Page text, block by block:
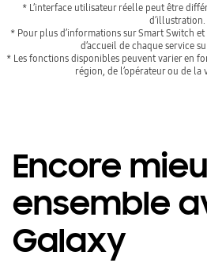
* L’interface utilisateur réelle peut être
d’illustration.
* Pour plus d’informations sur Smart Switch
d’accueil de chaque service
* Les fonctions disponibles peuvent varier en
région, de l’opérateur ou de la
Encore
ensemble
Galaxy